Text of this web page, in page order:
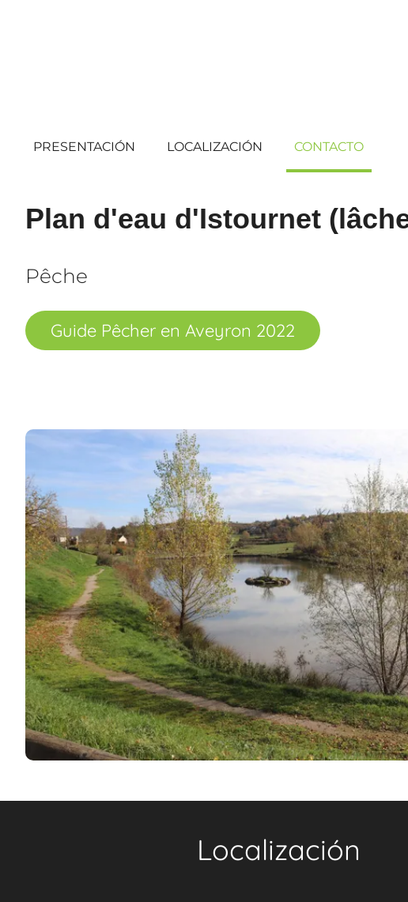
PRESENTACIÓN LOCALIZACIÓN CONTACTO
Plan d'eau d'Istournet
Pêche
Guide Pêcher en Aveyron 2022
Localización